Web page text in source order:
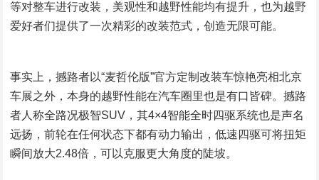
等对整车进行改装，美观性和越野性能均有提升，也为越野
爱好者们提供了一次精彩的改装范式，创造无限可能。
事实上，撼路者以“麦哲伦版”官方定制改装车惊艳亮相北京
车展之外，本身的越野性能在汽车圈里也是有口皆碑。撼路
者人称全路况极智SUV，其4×4智能全时四驱系统也是声名
远扬，前轮在任何状态下都有动力输出，低速四驱可将扭矩
瞬间放大2.48倍，可以克服更大角度的陡坡。